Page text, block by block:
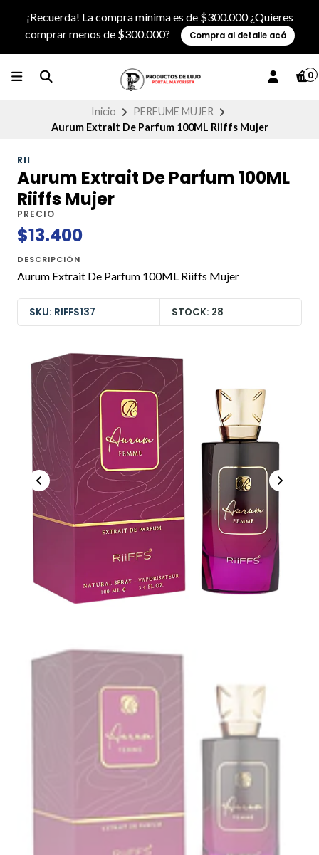
¡Recuerda! La compra mínima es de $300.000 ¿Quieres
comprar menos de $300.000?
Compra al detalle acá
0
Inicio
PERFUME MUJER
Aurum Extrait De Parfum 100ML Riiffs Mujer
RII
Aurum Extrait De Parfum 100ML
Riiffs Mujer
PRECIO
$13.400
DESCRIPCIÓN
Aurum Extrait De Parfum 100ML Riiffs Mujer
SKU: RIFFS137 STOCK: 28